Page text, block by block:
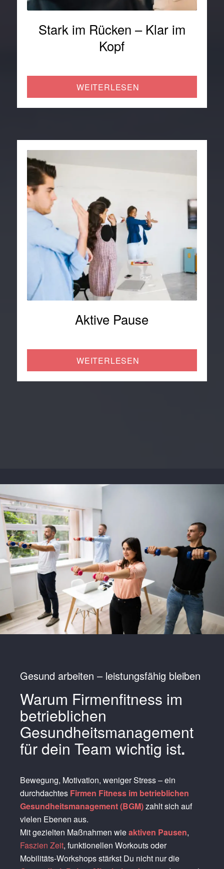
Stark im Rücken – Klar im
Kopf
WEITERLESEN
Aktive Pause
WEITERLESEN
Gesund arbeiten – leistungsfähig bleiben
Warum Firmenfitness im
betrieblichen
Gesundheitsmanagement
für dein Team wichtig ist.
Bewegung, Motivation, weniger Stress – ein
durchdachtes Firmen Fitness im betrieblichen
Gesundheitsmanagement (BGM)zahlt sich auf
vielen Ebenen aus.
Mit gezielten Maßnahmen wieaktiven Pausen,
Faszien Zeit, funktionellen Workouts oder
Mobilitäts-Workshops stärkst Du nicht nur die